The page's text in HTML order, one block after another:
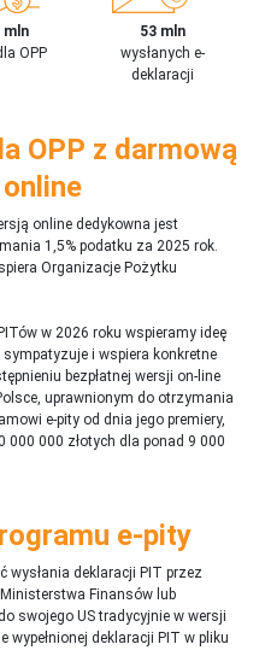
mln
OPP
53 mln
wysłanych e-
deklaracji
OPP z darmową
online dedykowna jest
1,5% podatku za 2025 rok.
Organizacje Pożytku
w 2026 roku wspieramy ideę
i wspiera konkretne
bezpłatnej wersji on-line
uprawnionym do otrzymania
e-pity od dnia jego premiery,
000 złotych dla ponad 9 000
e-pity
deklaracji PIT przez
Finansów lub
swojego US tradycyjnie w wersji
deklaracji PIT w pliku